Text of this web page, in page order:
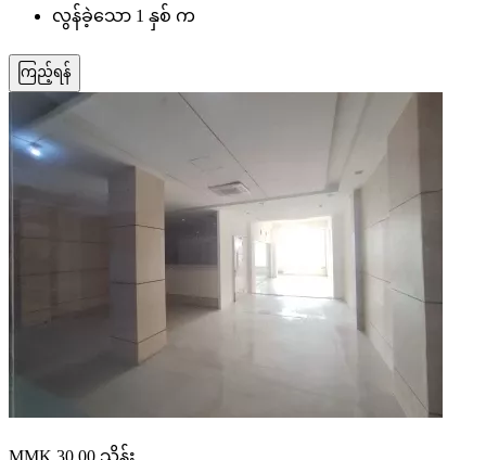
လွန်ခဲ့သော 1 နှစ် က
ကြည့်ရန်
MMK 30.00 သိန်း